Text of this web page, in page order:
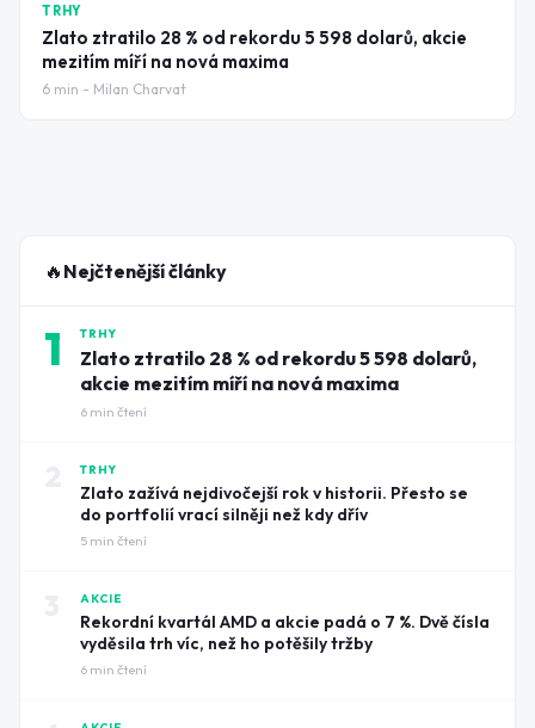
TRHY
Zlato ztratilo 28 % od rekordu 5 598 dolarů, akcie
mezitím míří na nová maxima
6 min - Milan Charvat
🔥 Nejčtenější články
1 TRHY
Zlato ztratilo 28 % od rekordu 5 598 dolarů,
akcie mezitím míří na nová maxima
6 min čtení
TRHY
Zlato zažívá nejdivočejší rok v historii. Přesto se
do portfolií vrací silněji než kdy dřív
5 min čtení
AKCIE
Rekordní kvartál AMD a akcie padá o 7 %. Dvě čísla
vyděsila trh víc, než ho potěšily tržby
6 min čtení